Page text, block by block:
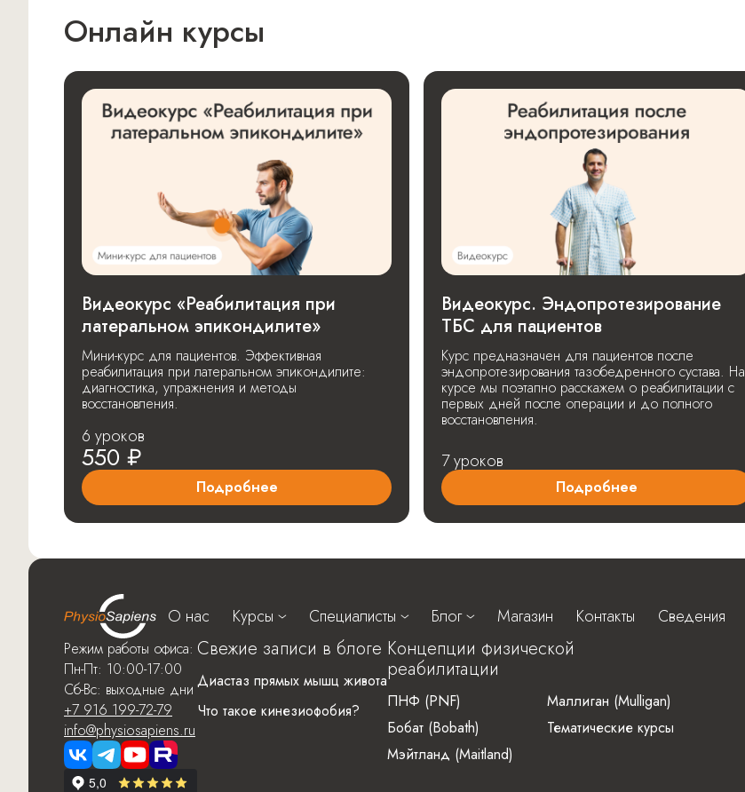
Онлайн курсы
Видеокурс «Реабилитация при
латеральном эпикондилите»
Мини-курс для пациентов. Эффективная
реабилитация при латеральном эпикондилите:
диагностика, упражнения и методы
восстановления.
6 уроков
550 ₽
Подробнее
Видеокурс. Эндопротезирование
ТБС для пациентов
Курс предназначен для пациентов после
эндопротезирования тазобедренного сустава. На
курсе мы поэтапно расскажем о реабилитации с
первых дней после операции и до полного
восстановления.
7 уроков
Подробнее
О нас Курсы Специалисты Блог Магазин Контакты Сведения
Режим работы офиса:
Пн-Пт: 10:00-17:00
Сб-Вс: выходные дни
+7 916 199-72-79
info@physiosapiens.ru
Свежие записи в блоге
Диастаз прямых мышц живота
Что такое кинезиофобия?
Концепции физической
реабилитации
ПНФ (PNF)
Бобат (Bobath)
Мэйтланд (Maitland)
Маллиган (Mulligan)
Тематические курсы